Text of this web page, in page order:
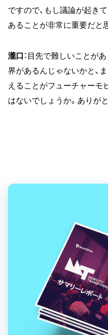
ですので、もし議論が起き
あることが非常に重要だと
瀧口 ：目先で難しいことが
界があるんじゃないかと、
えることがフューチャーモ
はないでしょうか。ありが